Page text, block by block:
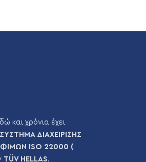
και χρόνια έχει
ΣΥΣΤΗΜΑ ΔΙΑΧΕΙΡΙΣΗΣ
ISO 22000 (
TÜV HELLAS.